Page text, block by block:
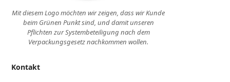
Mit diesem Logo möchten wir zeigen, dass wir Kunde
beim Grünen Punkt sind, und damit unseren
Pflichten zur Systembeteiligung nach dem
Verpackungsgesetz nachkommen wollen.
Kontakt